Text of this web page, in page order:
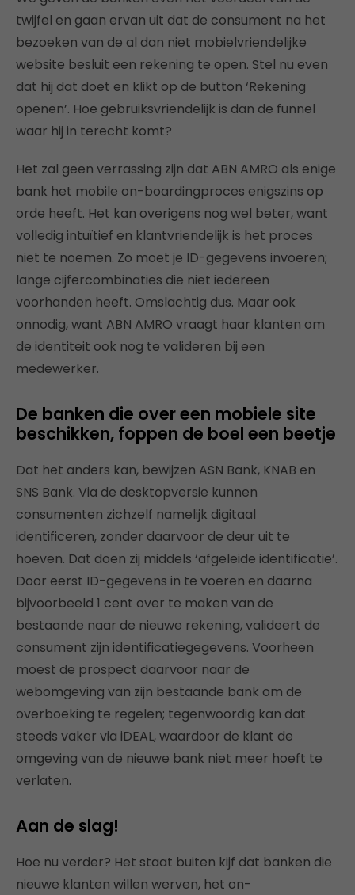
twijfel en gaan ervan uit dat de consument na het
bezoeken van de al dan niet mobielvriendelijke
website besluit een rekening te open. Stel nu even
dat hij dat doet en klikt op de button ‘Rekening
openen’. Hoe gebruiksvriendelijk is dan de funnel
waar hij in terecht komt?
Het zal geen verrassing zijn dat ABN AMRO als enige
bank het mobile on-boardingproces enigszins op
orde heeft. Het kan overigens nog wel beter, want
volledig intuïtief en klantvriendelijk is het proces
niet te noemen. Zo moet je ID-gegevens invoeren;
lange cijfercombinaties die niet iedereen
voorhanden heeft. Omslachtig dus. Maar ook
onnodig, want ABN AMRO vraagt haar klanten om
de identiteit ook nog te valideren bij een
medewerker.
De banken die over een mobiele site
beschikken, foppen de boel een beetje
Dat het anders kan, bewijzen ASN Bank, KNAB en
SNS Bank. Via de desktopversie kunnen
consumenten zichzelf namelijk digitaal
identificeren, zonder daarvoor de deur uit te
hoeven. Dat doen zij middels ‘afgeleide identificatie’.
Door eerst ID-gegevens in te voeren en daarna
bijvoorbeeld 1 cent over te maken van de
bestaande naar de nieuwe rekening, valideert de
consument zijn identificatiegegevens. Voorheen
moest de prospect daarvoor naar de
webomgeving van zijn bestaande bank om de
overboeking te regelen; tegenwoordig kan dat
steeds vaker via iDEAL, waardoor de klant de
omgeving van de nieuwe bank niet meer hoeft te
verlaten.
Aan de slag!
Hoe nu verder? Het staat buiten kijf dat banken die
nieuwe klanten willen werven, het on-